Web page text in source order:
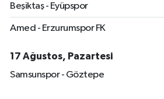
Beşiktaş - Eyüpspor
Amed - Erzurumspor FK
17 Ağustos, Pazartesi
Samsunspor - Göztepe